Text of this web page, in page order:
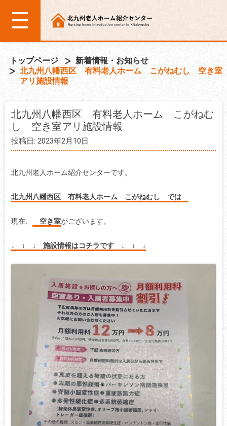
トップページ
新着情報・お知らせ
北九州八幡西区 有料老人ホーム こがねむし 空き室
アリ施設情報
北九州八幡西区 有料老人ホーム こがねむ
し 空き室アリ施設情報
投稿日: 2023年2月10日
北九州老人ホーム紹介センターです。
北九州八幡西区 有料老人ホーム こがねむし では
現在、 空き室がございます。
↓ ↓ ↓ 施設情報はコチラです ↓ ↓ ↓